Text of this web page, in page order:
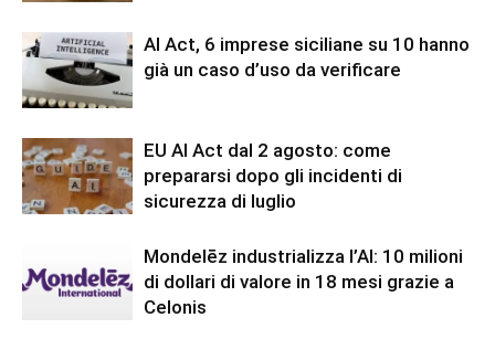
AI Act, 6 imprese siciliane su 10 hanno
già un caso d’uso da verificare
EU AI Act dal 2 agosto: come
prepararsi dopo gli incidenti di
sicurezza di luglio
Mondelēz industrializza l’AI: 10 milioni
di dollari di valore in 18 mesi grazie a
Celonis